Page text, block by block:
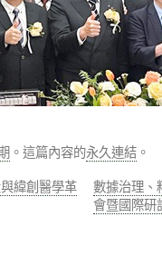
。這篇內容的永久連結 。
緯創醫學革
數據治理、
會暨國際研